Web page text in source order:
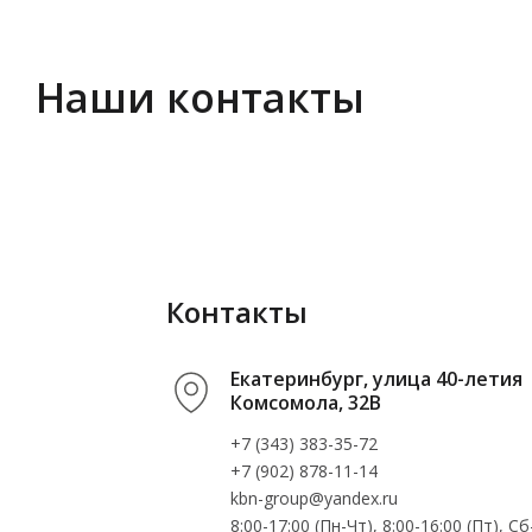
Наши контакты
Контакты
Екатеринбург, улица 40-летия
Комсомола, 32В
+7 (343) 383-35-72
+7 (902) 878-11-14
kbn-group@yandex.ru
8:00-17:00 (Пн-Чт), 8:00-16:00 (Пт),